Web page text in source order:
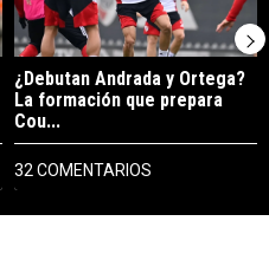
¿Debutan Andrada y Ortega?
La formación que prepara
Cou...
32 COMENTARIOS